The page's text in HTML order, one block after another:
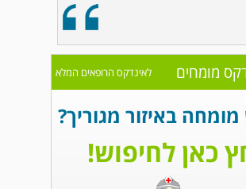
מומחים לאינדקס הרופאים המלא
באיזור מגוריך?
כאן לחיפוש!